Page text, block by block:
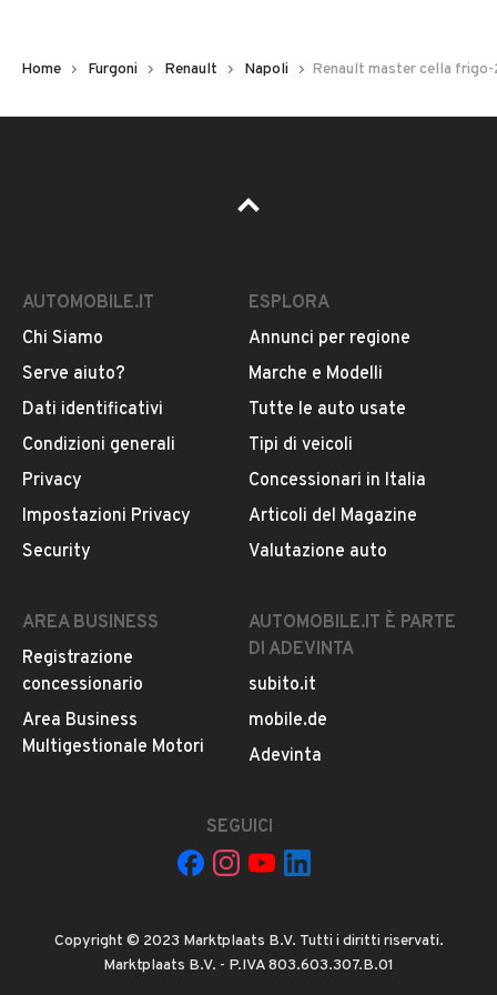
Carburante
Usato / Nuovo
Usato
VEDI TUTTI
VENDITORE
GEMI SOCIETA' A RESPONSABILITA'
LIMITATA SEMPLIFIC
VIA S. MARIA A CUBITO 573 , 80145, Napoli, Napoli
MOSTRA NUMERO
Questo venditore riceverà un’e-mail di notificaper
ogni chiamata ricevuta.
CONTATTA IL VENDITORE
Il prezzo è trattabile?
Offrite finanziamenti?
Quali sono le condizioni della garanzia?
Home Furgoni Renault Napoli Renault master cella
AUTOMOBILE.IT
Chi Siamo
Serve aiuto?
Dati identificativi
Condizioni generali
Privacy
Impostazioni Privacy
Security
ESPLORA
Annunci per regione
Marche e Modelli
Tutte le auto usate
Tipi di veicoli
Concessionari in Italia
Articoli del Magazine
Valutazione auto
AREA BUSINESS
Registrazione
concessionario
Area Business
Multigestionale Motori
AUTOMOBILE.IT È PARTE
DI ADEVINTA
subito.it
mobile.de
Adevinta
SEGUICI
Copyright © 2023 Marktplaats B.V. Tutti i diritti riservati.
Marktplaats B.V. - P.IVA 803.603.307.B.01